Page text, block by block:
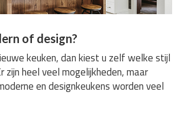
of design?
keuken, dan kiest u zelf welke stijl
zijn heel veel mogelijkheden, maar
en designkeukens worden veel